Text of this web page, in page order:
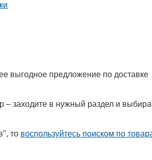
выгодное предложение по доставке
заходите в нужный раздел и
то воспользуйтесь поиском по